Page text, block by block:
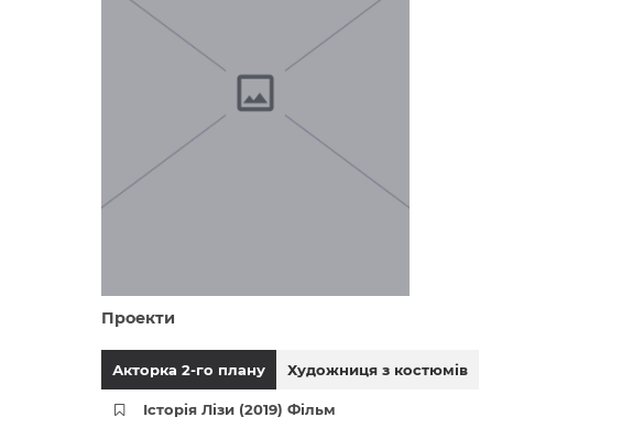
Проекти
Акторка 2-го плану Художниця з костюмів
Історія Лізи (2019) Фільм